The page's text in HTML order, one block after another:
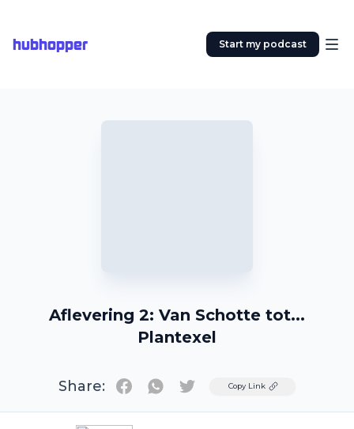
hubhopper Start my podcast
Aflevering 2: Van Schotte tot...
Plantexel
Share: TwitterCopy Link